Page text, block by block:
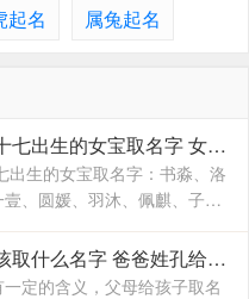
起名 属兔起名
2023年农历四月十七出生的女宝取名字 女宝宝名字大全2023属兔
出生的女宝取名字：书淼、洛
、圆媛、羽沐、佩麒、子
、翠云、雯雨、可菡、宸
木
2023年姓孔的男孩取什么名字 爸爸姓孔给宝宝取名
定的含义，父母给孩子取名